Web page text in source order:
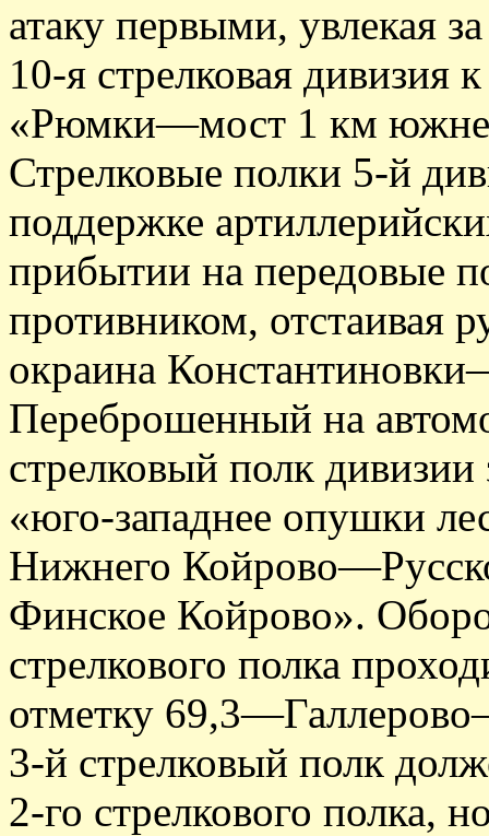
атаку первыми, увлекая
10-я стрелковая дивизия
«Рюмки—мост 1 км
Стрелковые полки 5-й
поддержке
прибытии на передовые
противником, отстаивая
окраина
Переброшенный на
стрелковый полк
«юго-западнее опушки
Нижнего
Финское Койрово».
стрелкового полка
отметку
3-й стрелковый полк
2-го стрелкового полка,